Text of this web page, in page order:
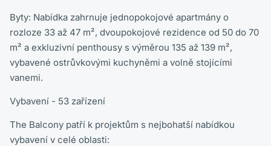
Byty: Nabídka zahrnuje jednopokojové apartmány o
rozloze 33 až 47 m², dvoupokojové rezidence od 50 do 70
m² a exkluzivní penthousy s výměrou 135 až 139 m²,
vybavené ostrůvkovými kuchyněmi a volně stojícími
vanemi.
Vybavení - 53 zařízení
The Balcony patří k projektům s nejbohatší nabídkou
vybavení v celé oblasti: